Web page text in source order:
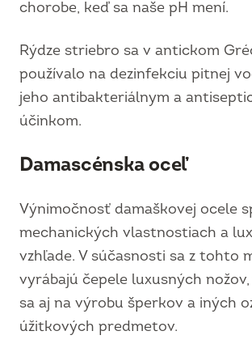
chorobe, keď sa naše pH mení.
Rýdze striebro sa v antickom
používalo na dezinfekciu pitnej
jeho antibakteriálnym a
účinkom.
Damascénska oceľ
Výnimočnosť damaškovej ocele
mechanických vlastnostiach a
vzhľade. V súčasnosti sa z tohto
vyrábajú čepele luxusných
sa aj na výrobu šperkov a iných
úžitkových predmetov.